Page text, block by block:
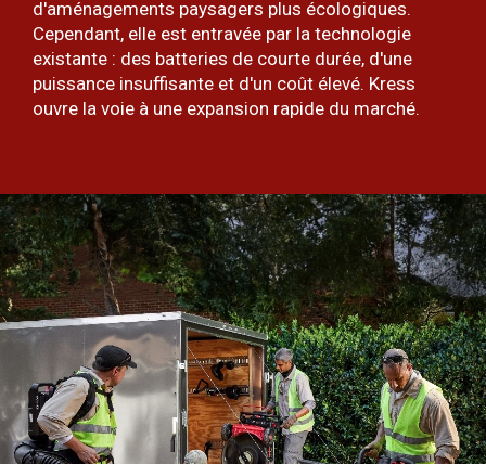
d'aménagements paysagers plus écologiques.
Cependant, elle est entravée par la technologie
existante : des batteries de courte durée, d'une
puissance insuffisante et d'un coût élevé. Kress
ouvre la voie à une expansion rapide du marché.